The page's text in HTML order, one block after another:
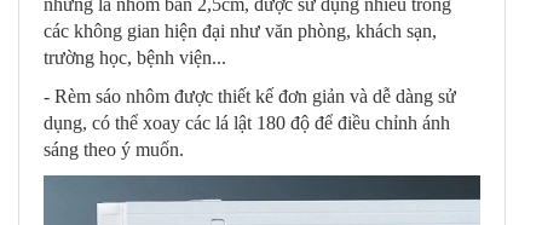
những lá nhôm bản 2,5cm, được sử dụng nhiều trong
các không gian hiện đại như văn phòng, khách sạn,
trường học, bệnh viện...
- Rèm sáo nhôm được thiết kế đơn giản và dễ dàng sử
dụng, có thể xoay các lá lật 180 độ để điều chỉnh ánh
sáng theo ý muốn.